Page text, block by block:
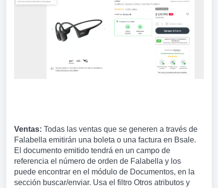
Ventas: Todas las ventas que se generen a través de
Falabella emitirán una boleta o una factura en Bsale.
El documento emitido tendrá en un campo de
referencia el número de orden de Falabella y los
puede encontrar en el módulo de Documentos, en la
sección buscar/enviar. Usa el filtro Otros atributos y